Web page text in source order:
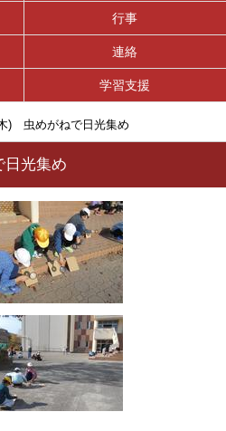
行事
連絡
学習支援
) 虫めがねで日光集め
光集め